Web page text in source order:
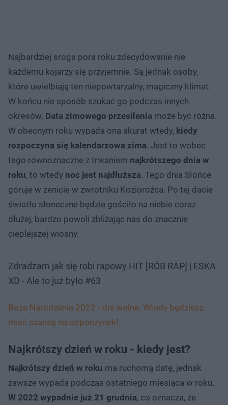
Najbardziej sroga pora roku zdecydowanie nie
każdemu kojarzy się przyjemnie. Są jednak osoby,
które uwielbiają ten niepowtarzalny, magiczny klimat.
W końcu nie sposób szukać go podczas innych
okresów. Data zimowego przesilenia może być różna.
W obecnym roku wypada ona akurat wtedy, kiedy
rozpoczyna się kalendarzowa zima. Jest to wobec
tego równoznaczne z trwaniem najkrótszego dnia w
roku, to wtedy noc jest najdłuższa. Tego dnia Słońce
góruje w zenicie w zwrotniku Koziorożca. Po tej dacie
światło słoneczne będzie gościło na niebie coraz
dłużej, bardzo powoli zbliżając nas do znacznie
cieplejszej wiosny.
Zdradzam jak się robi rapowy HIT [RÓB RAP] | ESKA
XD - Ale to już było #63
Boże Narodzenie 2022 - dni wolne. Wtedy będziesz
mieć szansę na odpoczynek!
Najkrótszy dzień w roku - kiedy jest?
Najkrótszy dzień w roku ma ruchomą datę, jednak
zawsze wypada podczas ostatniego miesiąca w roku.
W 2022 wypadnie już 21 grudnia, co oznacza, że